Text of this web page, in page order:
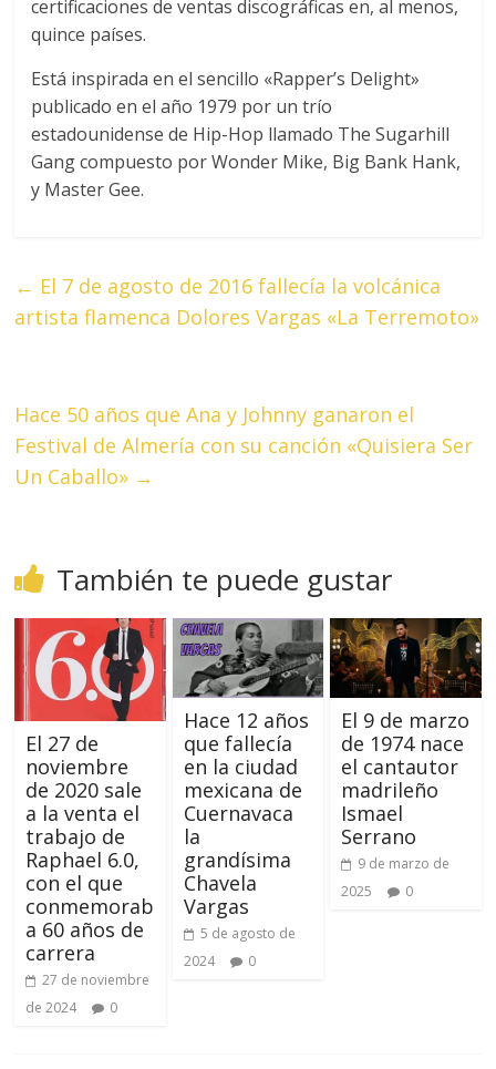
certificaciones de ventas discográficas en, al menos,
quince países.
Está inspirada en el sencillo «Rapper’s Delight»
publicado en el año 1979 por un trío
estadounidense de Hip-Hop llamado The Sugarhill
Gang compuesto por Wonder Mike, Big Bank Hank,
y Master Gee.​
← El 7 de agosto de 2016 fallecía la volcánica
artista flamenca Dolores Vargas «La Terremoto»
Hace 50 años que Ana y Johnny ganaron el
Festival de Almería con su canción «Quisiera Ser
Un Caballo» →
También te puede gustar
El 27 de
noviembre
de 2020 sale
a la venta el
trabajo de
Raphael 6.0,
con el que
conmemorab
a 60 años de
carrera
27 de noviembre
de 2024
0
Hace 12 años
que fallecía
en la ciudad
mexicana de
Cuernavaca
la
grandísima
Chavela
Vargas
5 de agosto de
2024
0
El 9 de marzo
de 1974 nace
el cantautor
madrileño
Ismael
Serrano
9 de marzo de
2025
0